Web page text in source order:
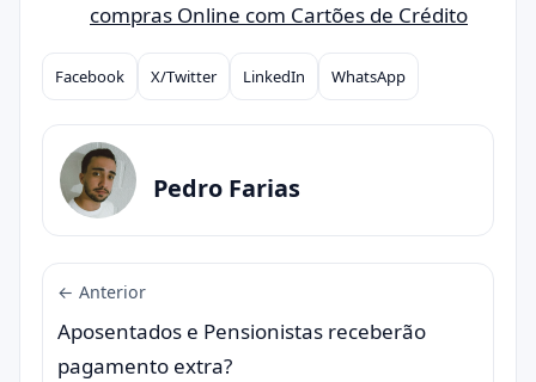
compras Online com Cartões de Crédito
Compartilhar
Facebook X/Twitter LinkedIn WhatsApp
Pedro Farias
← Anterior
Aposentados e Pensionistas receberão
pagamento extra?